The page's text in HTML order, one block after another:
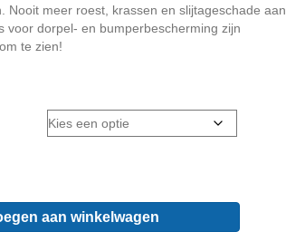
Nooit meer roest, krassen en slijtageschade aan
voor dorpel- en bumperbescherming zijn
te zien!
aan winkelwagen